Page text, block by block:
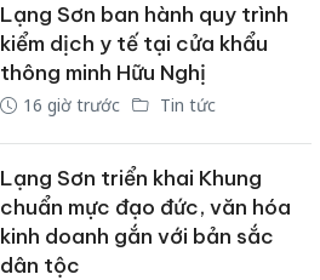
Lạng Sơn ban hành quy trình
kiểm dịch y tế tại cửa khẩu
thông minh Hữu Nghị
16 giờ trước Tin tức
Lạng Sơn triển khai Khung
chuẩn mực đạo đức, văn hóa
kinh doanh gắn với bản sắc
dân tộc